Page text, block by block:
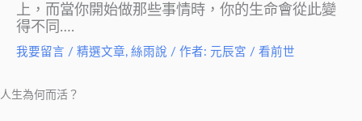
上，而當你開始做那些事情時，你的生命會從此變
得不同….
我要留言 / 精選文章, 絲雨說 / 作者: 元辰宮 / 看前世
人生為何而活？